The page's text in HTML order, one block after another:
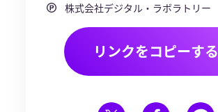
株式会社デジタル・ラボラトリー
リンクをコピーする